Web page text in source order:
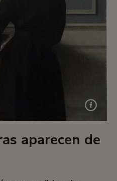
aparecen de